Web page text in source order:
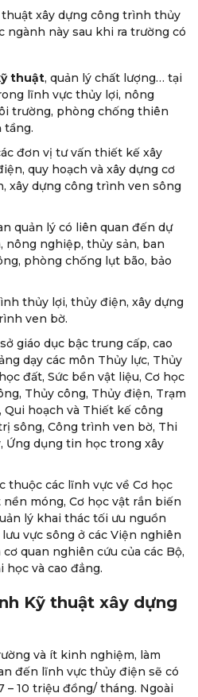
xây dựng công trình thủy
ngành này sau khi ra trường có
thuật, quản lý chất lượng… tại
lĩnh vực thủy lợi, nông
trường, phòng chống thiên
tầng.
đơn vị tư vấn thiết kế xây
quy hoạch và xây dựng cơ
xây dựng công trình ven sông
quản lý có liên quan đến dự
nông nghiệp, thủy sản, ban
phòng chống lụt bão, bảo
thủy lợi, thủy điện, xây dựng
ven bờ.
giáo dục bậc trung cấp, cao
dạy các môn Thủy lực, Thủy
đất, Sức bền vật liệu, Cơ học
Thủy công, Thủy điện, Trạm
Qui hoạch và Thiết kế công
sông, Công trình ven bờ, Thi
Ứng dụng tin học trong xây
thuộc các lĩnh vực về Cơ học
móng, Cơ học vật rắn biến
lý khai thác tối ưu nguồn
vực sông ở các Viện nghiên
quan nghiên cứu của các Bộ,
học và cao đẳng.
Kỹ thuật xây dựng
và ít kinh nghiệm, làm
đến lĩnh vực thủy điện sẽ có
10 triệu đồng/ tháng. Ngoài